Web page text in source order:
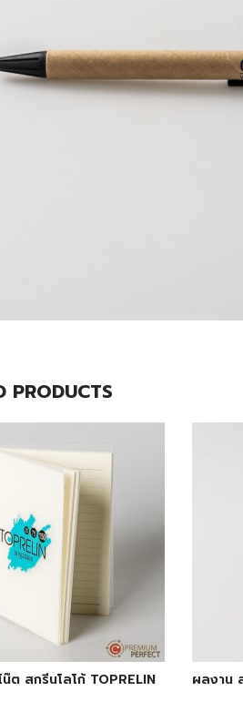
PRODUCTS
ต สกรีนโลโก้ TOPRELIN ผลงาน